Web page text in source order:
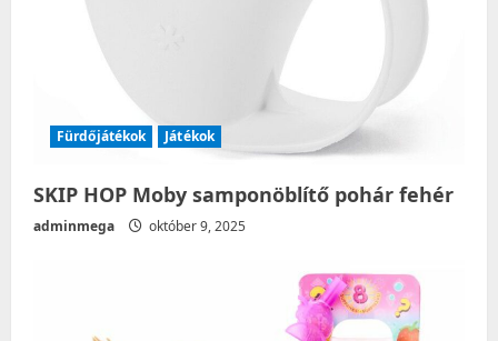
Fürdőjátékok Játékok
SKIP HOP Moby samponöblítő pohár fehér
adminmega október 9, 2025